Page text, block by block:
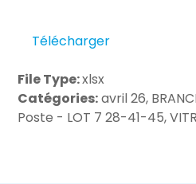
Télécharger
File Type:xlsx
Catégories:avril 26,
Poste - LOT 7 28-41-45,